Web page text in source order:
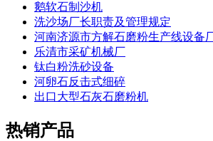
鹅软石制沙机
洗沙场厂长职责及管理规定
河南济源市方解石磨粉生产线设备
乐清市采矿机械厂
钛白粉洗砂设备
河卵石反击式细碎
出口大型石灰石磨粉机
热销产品